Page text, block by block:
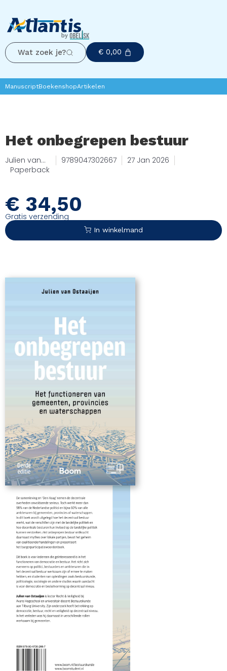
Wat zoek je? € 0,00
ManuscriptBoekenshopArtikelen
Het onbegrepen bestuur
Julien van
Ostaaijen
9789047302667
27 Jan 2026
Paperback
€ 34,50
Gratis verzending
In winkelmand